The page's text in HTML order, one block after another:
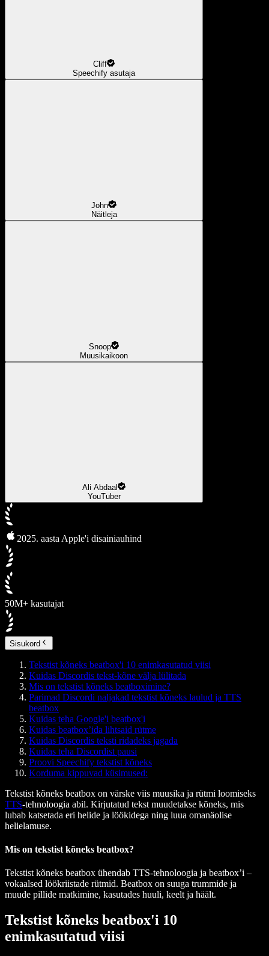
Cliff
Speechify asutaja
John
Näitleja
Snoop
Muusikaikoon
Ali Abdaal
YouTuber
2025. aasta Apple'i disainiauhind
50M+ kasutajat
Sisukord
Tekstist kõneks beatbox'i 10 enimkasutatud viisi
Kuidas Discordis tekst-kõne välja lülitada
Mis on tekstist kõneks beatboximine?
Parimad Discordi naljakad tekstist kõneks laulud ja TTS
beatbox
Kuidas teha Google'i beatbox'i
Kuidas beatbox’ida lihtsaid rütme
Kuidas Discordis teksti ridadeks jagada
Kuidas teha Discordist pausi
Proovi Speechify tekstist kõneks
Korduma kippuvad küsimused:
Tekstist kõneks beatbox on värske viis muusika ja rütmi loomiseks
TTS-tehnoloogia abil. Kirjutatud tekst muudetakse kõneks, mis
lubab katsetada eri helide ja löökidega ning luua omanäolise
helielamuse.
Mis on tekstist kõneks beatbox?
Tekstist kõneks beatbox ühendab TTS-tehnoloogia ja beatbox’i –
vokaalsed löökriistade rütmid. Beatbox on suuga trummide ja
muude pillide matkimine, kasutades huuli, keelt ja häält.
Tekstist kõneks beatbox'i 10
enimkasutatud viisi